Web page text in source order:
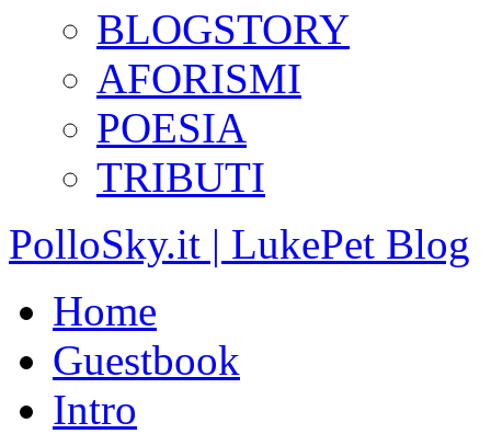
BLOGSTORY
AFORISMI
POESIA
TRIBUTI
PolloSky.it | LukePet Blog
Home
Guestbook
Intro